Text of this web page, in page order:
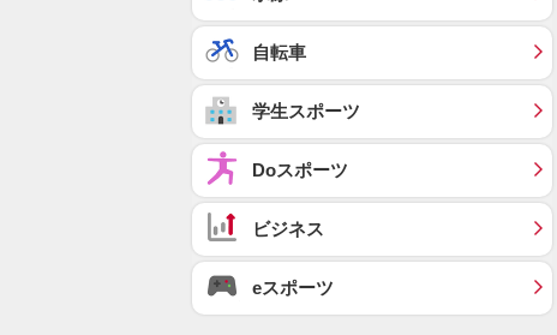
自転車
学生スポーツ
Doスポーツ
ビジネス
eスポーツ